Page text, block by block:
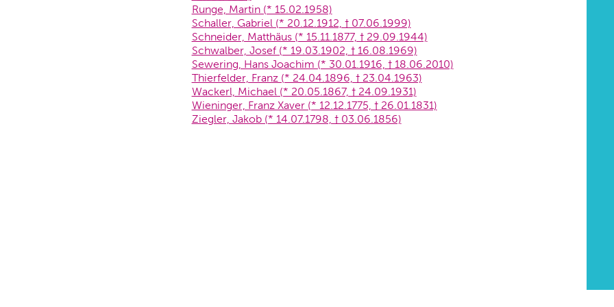
Runge, Martin (* 15.02.1958)
Schaller, Gabriel (* 20.12.1912, † 07.06.1999)
Schneider, Matthäus (* 15.11.1877, † 29.09.1944)
Schwalber, Josef (* 19.03.1902, † 16.08.1969)
Sewering, Hans Joachim (* 30.01.1916, † 18.06.2010)
Thierfelder, Franz (* 24.04.1896, † 23.04.1963)
Wackerl, Michael (* 20.05.1867, † 24.09.1931)
Wieninger, Franz Xaver (* 12.12.1775, † 26.01.1831)
Ziegler, Jakob (* 14.07.1798, † 03.06.1856)